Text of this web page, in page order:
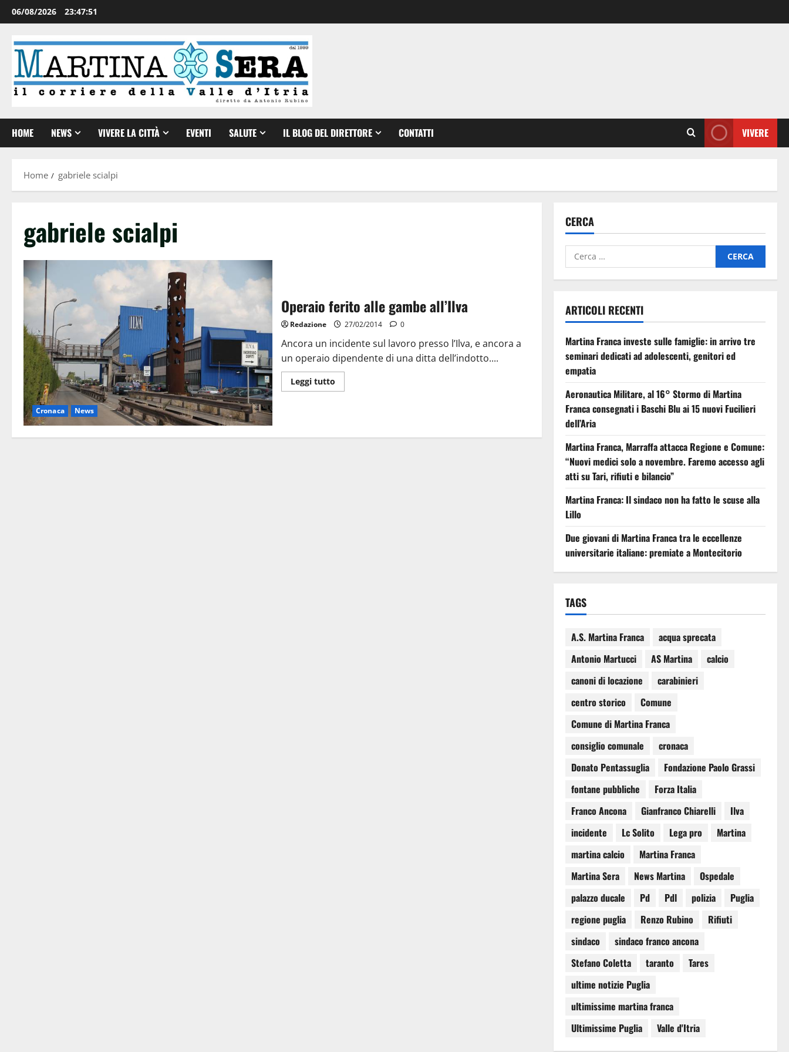
06/08/2026 23:47:51
HOME NEWS VIVERE LA CITTÀ EVENTI SALUTE IL BLOG DEL DIRETTORE CONTATTI VIVERE
Home gabriele scialpi
gabriele scialpi
Cronaca News
Operaio ferito alle gambe all’Ilva
Redazione 27/02/2014 0
Ancora un incidente sul lavoro presso l’Ilva, e ancora a
un operaio dipendente di una ditta dell’indotto....
Leggi tutto
CERCA
ARTICOLI RECENTI
Martina Franca investe sulle famiglie: in arrivo tre
seminari dedicati ad adolescenti, genitori ed
empatia
Aeronautica Militare, al 16° Stormo di Martina
Franca consegnati i Baschi Blu ai 15 nuovi Fucilieri
dell’Aria
Martina Franca, Marraffa attacca Regione e Comune:
“Nuovi medici solo a novembre. Faremo accesso agli
atti su Tari, rifiuti e bilancio”
Martina Franca: Il sindaco non ha fatto le scuse alla
Lillo
Due giovani di Martina Franca tra le eccellenze
universitarie italiane: premiate a Montecitorio
TAGS
A.S. Martina Franca
acqua sprecata
Antonio Martucci
AS Martina
calcio
canoni di locazione
carabinieri
centro storico
Comune
Comune di Martina Franca
consiglio comunale
cronaca
Donato Pentassuglia
Fondazione Paolo Grassi
fontane pubbliche
Forza Italia
Franco Ancona
Gianfranco Chiarelli
Ilva
incidente
Lc Solito Lega pro
Martina
martina calcio
Martina Franca
Martina Sera
News Martina
Ospedale
palazzo ducale
Pd Pdl polizia
Puglia
regione puglia
Renzo Rubino
Rifiuti
sindaco
sindaco franco ancona
Stefano Coletta
taranto
Tares
ultime notizie Puglia
ultimissime martina franca
Ultimissime Puglia
Valle d'Itria